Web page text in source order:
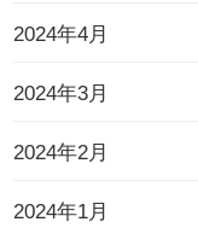
2024年4月
2024年3月
2024年2月
2024年1月